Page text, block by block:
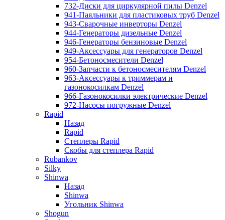
732-Диски для циркулярной пилы Denzel
941-Паяльники для пластиковых труб Denzel
943-Сварочные инверторы Denzel
944-Генераторы дизельные Denzel
946-Генераторы бензиновые Denzel
949-Аксессуары для генераторов Denzel
954-Бетоносмесители Denzel
960-Запчасти к бетоносмесителям Denzel
963-Аксессуары к триммерам и
газонокосилкам Denzel
966-Газонокосилки электрические Denzel
972-Насосы погружные Denzel
Rapid
Назад
Rapid
Степлеры Rapid
Скобы для cтеплера Rapid
Rubankov
Silky
Shinwa
Назад
Shinwa
Угольник Shinwa
Shogun